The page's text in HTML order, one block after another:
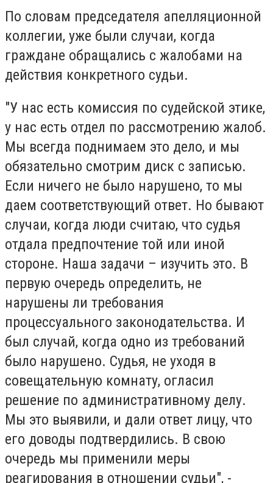
По словам председателя апелляционной
коллегии, уже были случаи, когда
граждане обращались с жалобами на
действия конкретного судьи.
"У нас есть комиссия по судейской этике,
у нас есть отдел по рассмотрению жалоб.
Мы всегда поднимаем это дело, и мы
обязательно смотрим диск с записью.
Если ничего не было нарушено, то мы
даем соответствующий ответ. Но бывают
случаи, когда люди считаю, что судья
отдала предпочтение той или иной
стороне. Наша задачи – изучить это. В
первую очередь определить, не
нарушены ли требования
процессуального законодательства. И
был случай, когда одно из требований
было нарушено. Судья, не уходя в
совещательную комнату, огласил
решение по административному делу.
Мы это выявили, и дали ответ лицу, что
его доводы подтвердились. В свою
очередь мы применили меры
реагирования в отношении судьи", -